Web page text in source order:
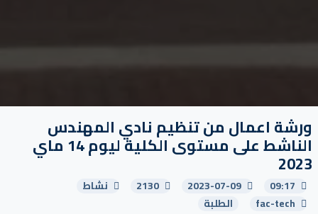
ورشة اعمال من تنظيم نادي المهندس
الناشط على مستوى الكلية ليوم 14 ماي
2023
09:17
2023-07-09
2130
نشاط
fac-tech
الطلبة